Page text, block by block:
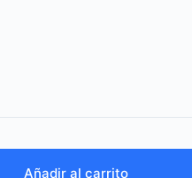
Añadir al carrito